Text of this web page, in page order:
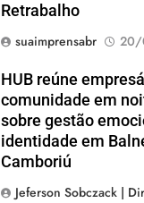
Retrabalho
suaimprensabr
20/
HUB reúne
comunidade em
sobre gestão
identidade em
Camboriú
Jeferson Sobczack |